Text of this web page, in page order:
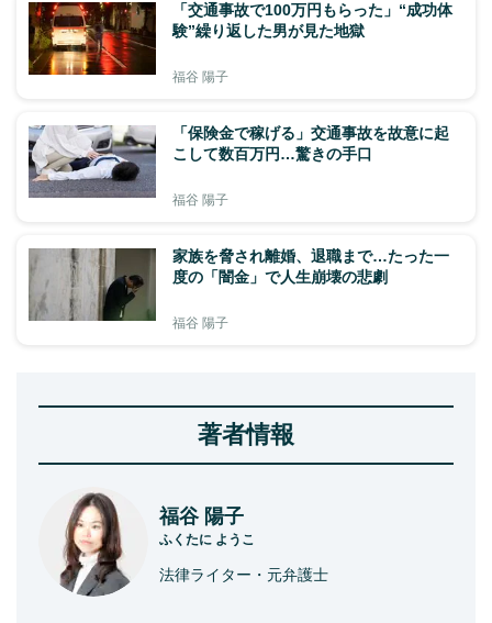
「交通事故で100万円もらった」“成功体
験”繰り返した男が見た地獄
福谷 陽子
「保険金で稼げる」交通事故を故意に起
こして数百万円…驚きの手口
福谷 陽子
家族を脅され離婚、退職まで…たった一
度の「闇金」で人生崩壊の悲劇
福谷 陽子
著者情報
福谷 陽子
ふくたに ようこ
法律ライター・元弁護士